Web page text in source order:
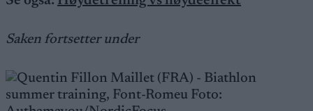
Saken fortsetter under